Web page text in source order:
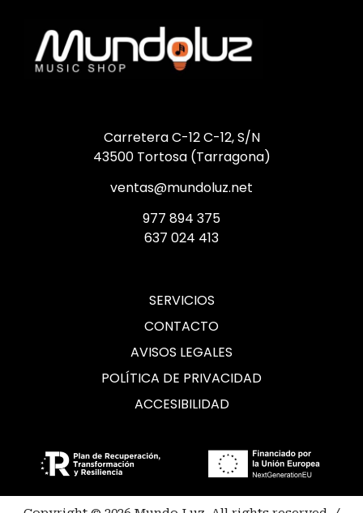
Carretera C-12 C-12, S/N
43500 Tortosa (Tarragona)
ventas@mundoluz.net
977 894 375
637 024 413
SERVICIOS
CONTACTO
AVISOS LEGALES
POLÍTICA DE PRIVACIDAD
ACCESIBILIDAD